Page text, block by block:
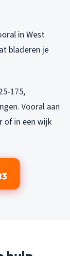
in West
bladeren je
175,
Vooral aan
of in een wijk